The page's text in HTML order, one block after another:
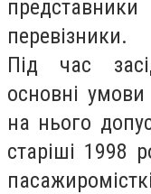
представники
перевізники.
Під час
основні
на нього
старіші 1998